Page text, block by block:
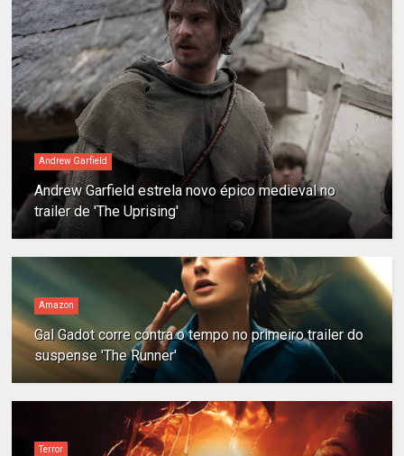
Andrew Garfield
Andrew Garfield estrela novo épico medieval no
trailer de 'The Uprising'
Amazon
Gal Gadot corre contra o tempo no primeiro trailer do
suspense 'The Runner'
Terror